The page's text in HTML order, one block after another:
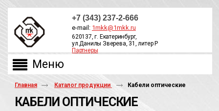
+7 (343) 237-2-666
e-mail: 1mkk@1mkk.ru
620137, г. Екатеринбург,
ул.Данилы Зверева, 31, литер Р
Партнеры
Главная Каталог продукции Кабели оптические
КАБЕЛИ ОПТИЧЕСКИЕ